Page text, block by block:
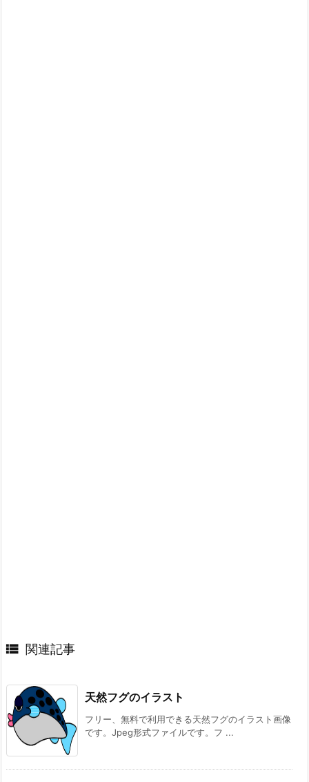
 関連記事
天然フグのイラスト
フリー、無料で利用できる天然フグのイラスト画像
です。Jpeg形式ファイルです。フ ...